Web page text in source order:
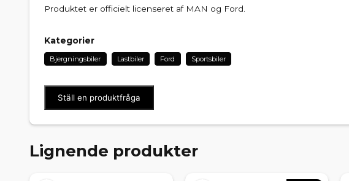
Produktet er officielt licenseret af MAN og Ford.
Kategorier
Bjergningsbiler Lastbiler Ford Sportsbiler
Ställ en produktfråga
Lignende produkter